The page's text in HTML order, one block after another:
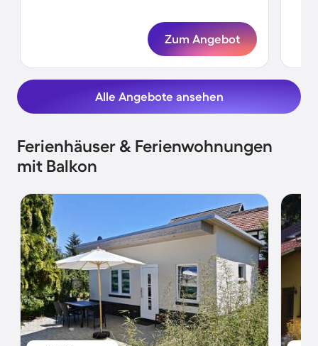
Zum Angebot
Alle Angebote ansehen
Ferienhäuser & Ferienwohnungen
mit Balkon